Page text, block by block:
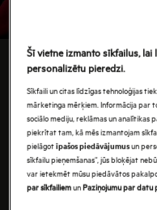
VIEDI
Viedās ierīces
padarīs tos ērtus.
garšīgāks – ar
Atklājiet mūsu
Šī vietne izmanto sīkfailus,
personalizētu pieredzi.
Sīkfaili un citas līdzīgas tehnoloģijas
mārketinga mērķiem. Informācija par
sociālo mediju, reklāmas un analītikas
piekrītat tam, kā mēs izmantojam
pielāgotīpašos piedāvājumusun
sīkfailu pieņemšanas”, jūs bloķējat
var ietekmēt mūsu piedāvātos
par sīkfailiemunPaziņojumu par datu